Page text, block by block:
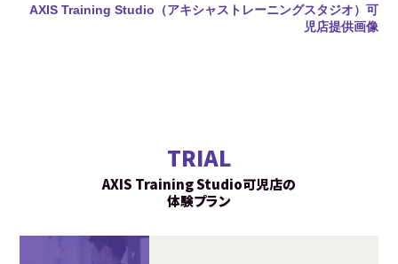
AXIS Training Studio（アキシャストレーニングスタジオ）可
児店提供画像
TRIAL
AXIS Training Studio可児店の
体験プラン